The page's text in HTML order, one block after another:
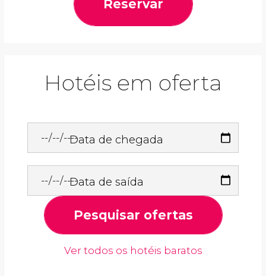
Reservar
Hotéis em oferta
Data de chegada
Data de saída
Pesquisar ofertas
Ver todos os hotéis baratos